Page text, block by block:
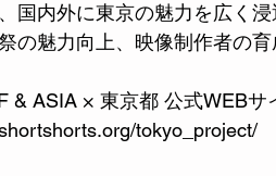
国内外に東京の魅力を広く
の魅力向上、映像制作者の育
& ASIA × 東京都 公式WEBサ
tokyo_project/